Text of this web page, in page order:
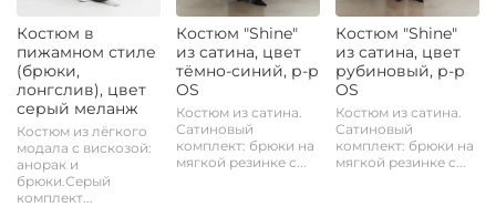
Костюм в
пижамном стиле
(брюки,
лонгслив), цвет
серый меланж
Костюм из лёгкого
модала с вискозой:
анорак и
брюки.Серый
комплект...
Костюм "Shine"
из сатина, цвет
тёмно-синий, р-р
OS
Костюм из сатина.
Сатиновый
комплект: брюки на
мягкой резинке с...
Костюм "Shine"
из сатина, цвет
рубиновый, р-р
OS
Костюм из сатина.
Сатиновый
комплект: брюки на
мягкой резинке с...